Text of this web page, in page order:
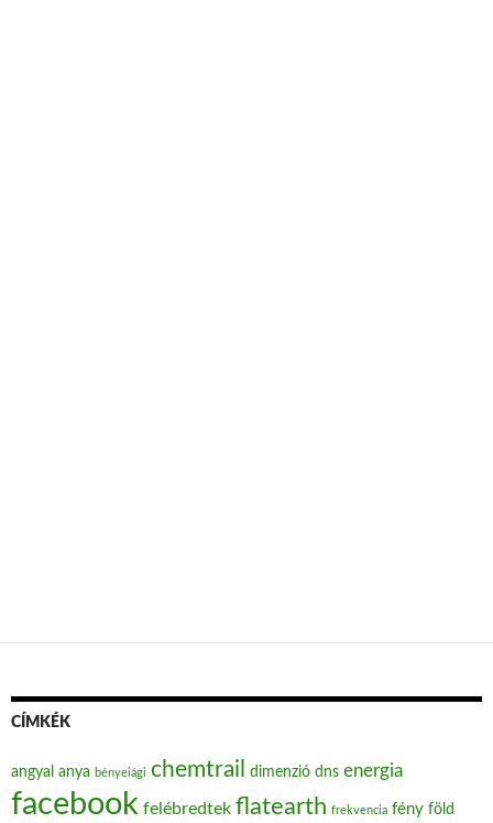
CÍMKÉK
angyal anya bényeiági chemtrail dimenzió dns energia
facebook felébredtek flatearth frekvencia fény föld